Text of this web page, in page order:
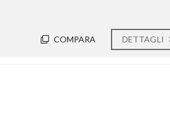
COMPARA DETTAGLI